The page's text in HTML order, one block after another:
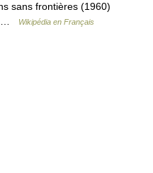
sans frontières (1960)
…
Wikipédia en Français